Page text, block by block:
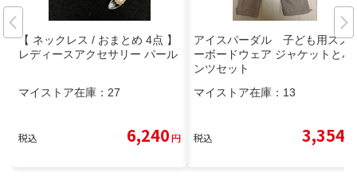
【 ネックレス / おまとめ 4点 】
レディースアクセサリー パール
マイストア在庫： 27
税込 6,240円
アイスパーダル 子ども用スノ
ーボードウェア ジャケットとパ
ンツセット
マイストア在庫： 13
税込 3,354